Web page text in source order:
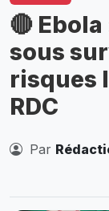
🔴
sous
risques
RDC
Par